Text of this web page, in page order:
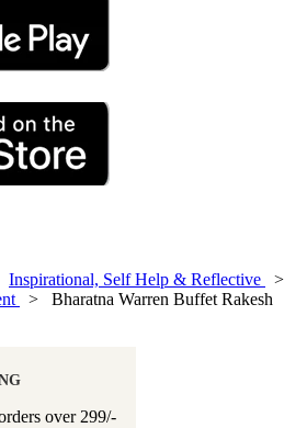
Inspirational, Self Help & Reflective
>
> Bharatna Warren Buffet Rakesh
over 299/-